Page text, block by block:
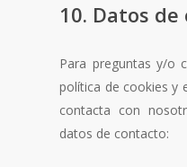
10. Datos
Para preguntas y/o
política de cookies y
contacta con
datos de contacto: